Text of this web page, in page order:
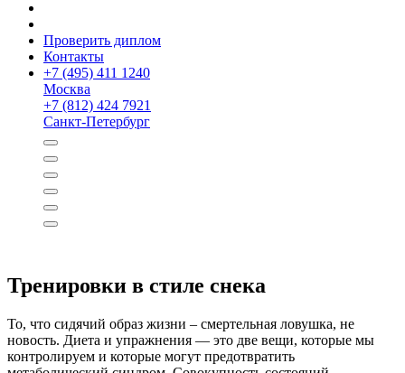
Проверить диплом
Контакты
+7 (495) 411 1240
Москва
+7 (812) 424 7921
Санкт-Петербург
Тренировки в стиле снека
То, что сидячий образ жизни – смертельная ловушка, не
новость. Диета и упражнения — это две вещи, которые мы
контролируем и которые могут предотвратить